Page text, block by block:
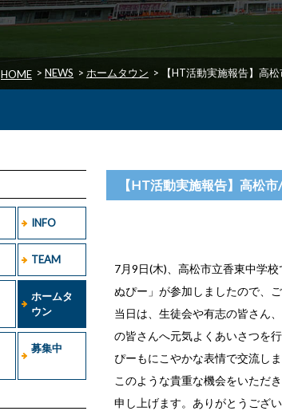
HOME > NEWS > ホームタウン > 【HT活動実施報告】高
INFO
TEAM
ホームタ
ウン
募集中
【HT活動実施報告】高松
7月9日(木)、高松市立香東中学
ぬぴー」が参加しましたので、
当日は、生徒会や有志の皆さん
の皆さんへ元気よくあいさつを
ぴーもにこやかな表情で交流しま
このような貴重な機会をいただ
申し上げます。ありがとうござい